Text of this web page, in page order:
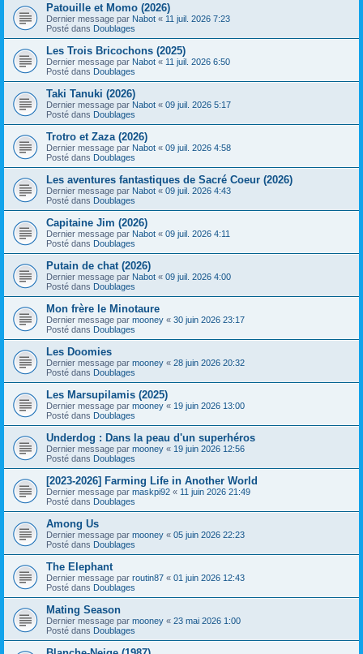
Patouille et Momo (2026)
Dernier message par Nabot « 11 juil. 2026 7:23
Posté dans Doublages
Les Trois Bricochons (2025)
Dernier message par Nabot « 11 juil. 2026 6:50
Posté dans Doublages
Taki Tanuki (2026)
Dernier message par Nabot « 09 juil. 2026 5:17
Posté dans Doublages
Trotro et Zaza (2026)
Dernier message par Nabot « 09 juil. 2026 4:58
Posté dans Doublages
Les aventures fantastiques de Sacré Coeur (2026)
Dernier message par Nabot « 09 juil. 2026 4:43
Posté dans Doublages
Capitaine Jim (2026)
Dernier message par Nabot « 09 juil. 2026 4:11
Posté dans Doublages
Putain de chat (2026)
Dernier message par Nabot « 09 juil. 2026 4:00
Posté dans Doublages
Mon frère le Minotaure
Dernier message par mooney « 30 juin 2026 23:17
Posté dans Doublages
Les Doomies
Dernier message par mooney « 28 juin 2026 20:32
Posté dans Doublages
Les Marsupilamis (2025)
Dernier message par mooney « 19 juin 2026 13:00
Posté dans Doublages
Underdog : Dans la peau d'un superhéros
Dernier message par mooney « 19 juin 2026 12:56
Posté dans Doublages
[2023-2026] Farming Life in Another World
Dernier message par maskpi92 « 11 juin 2026 21:49
Posté dans Doublages
Among Us
Dernier message par mooney « 05 juin 2026 22:23
Posté dans Doublages
The Elephant
Dernier message par routin87 « 01 juin 2026 12:43
Posté dans Doublages
Mating Season
Dernier message par mooney « 23 mai 2026 1:00
Posté dans Doublages